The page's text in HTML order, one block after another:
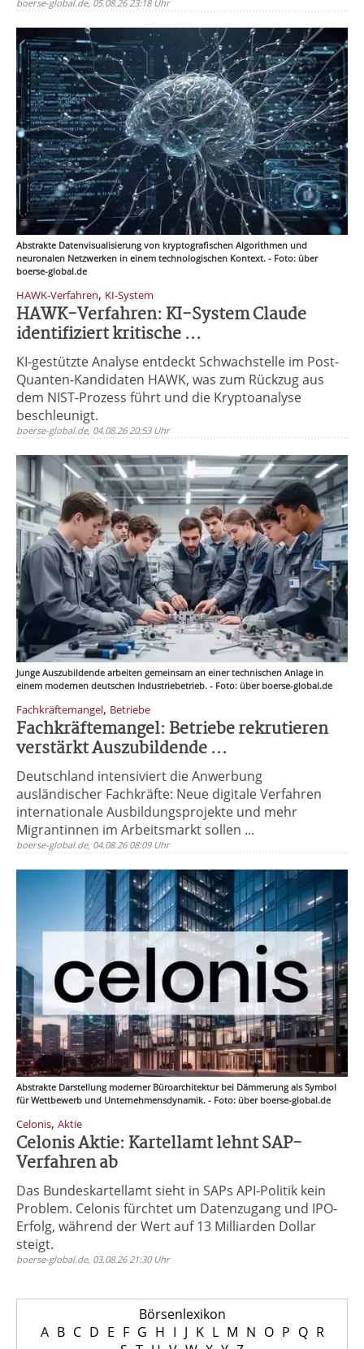
boerse-global.de, 05.08.26 23:18 Uhr
Abstrakte Datenvisualisierung von kryptografischen Algorithmen und
neuronalen Netzwerken in einem technologischen Kontext. - Foto: über
boerse-global.de
HAWK-Verfahren, KI-System
HAWK-Verfahren: KI-System Claude
identifiziert kritische ...
KI-gestützte Analyse entdeckt Schwachstelle im Post-
Quanten-Kandidaten HAWK, was zum Rückzug aus
dem NIST-Prozess führt und die Kryptoanalyse
beschleunigt.
boerse-global.de, 04.08.26 20:53 Uhr
Junge Auszubildende arbeiten gemeinsam an einer technischen Anlage in
einem modernen deutschen Industriebetrieb. - Foto: über boerse-global.de
Fachkräftemangel, Betriebe
Fachkräftemangel: Betriebe rekrutieren
verstärkt Auszubildende ...
Deutschland intensiviert die Anwerbung
ausländischer Fachkräfte: Neue digitale Verfahren
internationale Ausbildungsprojekte und mehr
Migrantinnen im Arbeitsmarkt sollen ...
boerse-global.de, 04.08.26 08:09 Uhr
Abstrakte Darstellung moderner Büroarchitektur bei Dämmerung als Symbol
für Wettbewerb und Unternehmensdynamik. - Foto: über boerse-global.de
Celonis, Aktie
Celonis Aktie: Kartellamt lehnt SAP-
Verfahren ab
Das Bundeskartellamt sieht in SAPs API-Politik kein
Problem. Celonis fürchtet um Datenzugang und IPO-
Erfolg, während der Wert auf 13 Milliarden Dollar
steigt.
boerse-global.de, 03.08.26 21:30 Uhr
Börsenlexikon
A B C D E F G H I J K L M N O P Q R